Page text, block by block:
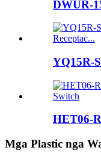
DWUR-
YQ15R-
HET06-
Mga Plastic nga